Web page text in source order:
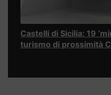
Castelli di Sicilia: 19
turismo di prossimità